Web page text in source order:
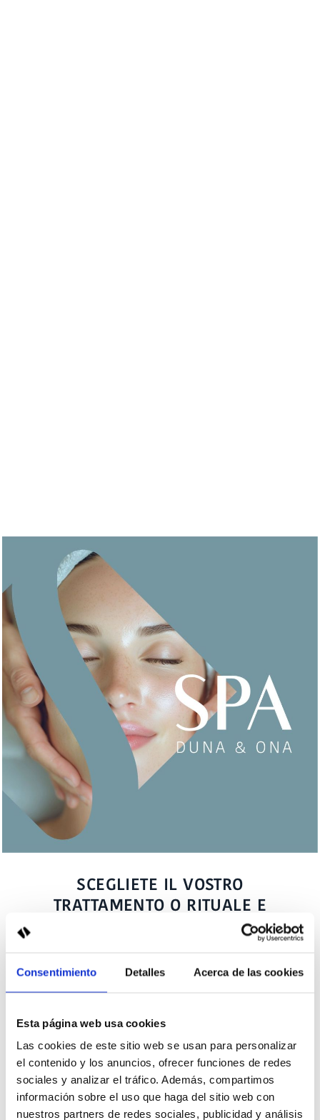
Consentimiento Detalles Acerca de las cookies
Esta página web usa cookies
Las cookies de este sitio web se usan para personalizar
el contenido y los anuncios, ofrecer funciones de redes
sociales y analizar el tráfico. Además, compartimos
información sobre el uso que haga del sitio web con
nuestros partners de redes sociales, publicidad y análisis
SCEGLIETE IL VOSTRO
TRATTAMENTO O RITUALE E
PRENOTATE IL VOSTRO MOMENTO
Godetevi un'esperienza unica nella nostra spa di
Ciutadellasenza lasciare l'hotel. Ideale se soggiornate in
pubblico.
VEDI MASSAGGI E TRATTAMENTI